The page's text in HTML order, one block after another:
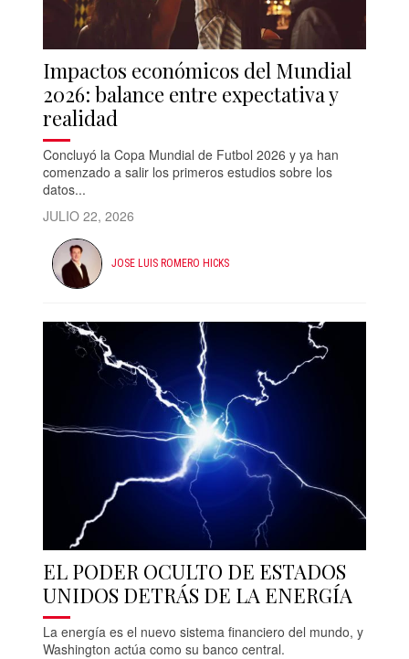
Impactos económicos del Mundial
2026: balance entre expectativa y
realidad
Concluyó la Copa Mundial de Futbol 2026 y ya han
comenzado a salir los primeros estudios sobre los
datos...
JULIO 22, 2026
JOSE LUIS ROMERO HICKS
EL PODER OCULTO DE ESTADOS
UNIDOS DETRÁS DE LA ENERGÍA
La energía es el nuevo sistema financiero del mundo, y
Washington actúa como su banco central.